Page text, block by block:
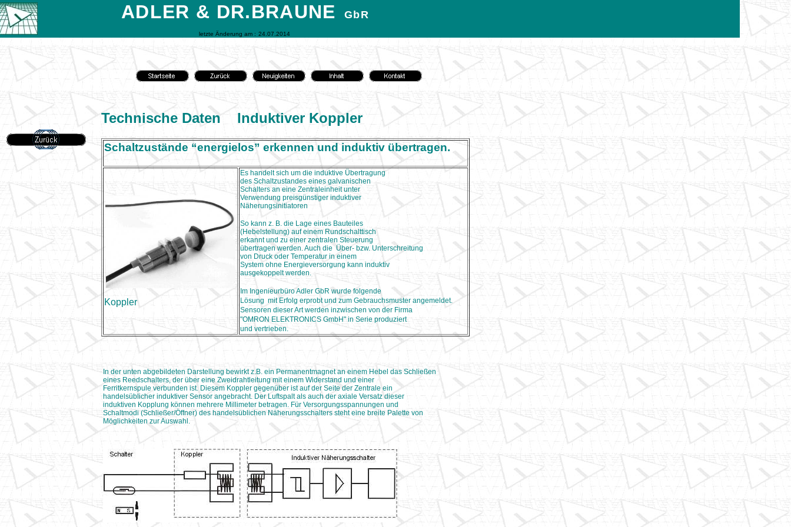
ADLER & DR.BRAUNE GbR
letzte Änderung am : 24.07.2014
Technische Daten Induktiver Koppler
Schaltzustände “energielos” erkennen und induktiv übertragen.
Koppler
Es handelt sich um die induktive Übertragung
des Schaltzustandes eines galvanischen
Schalters an eine Zentraleinheit unter
Verwendung preisgünstiger induktiver
Näherungsinitiatoren
So kann z. B. die Lage eines Bauteiles
(Hebelstellung) auf einem Rundschalttisch
erkannt und zu einer zentralen Steuerung
übertragen werden. Auch die Über- bzw. Unterschreitung
von Druck oder Temperatur in einem
System ohne Energieversorgung kann induktiv
ausgekoppelt werden.
Im Ingenieurbüro Adler GbR wurde folgende
Lösung mit Erfolg erprobt und zum Gebrauchsmuster angemeldet.
Sensoren dieser Art werden inzwischen von der Firma
"OMRON ELEKTRONICS GmbH" in Serie produziert
und vertrieben.
In der unten abgebildeten Darstellung bewirkt z.B. ein Permanentmagnet an einem Hebel das Schließen
eines Reedschalters, der über eine Zweidrahtleitung mit einem Widerstand und einer
Ferritkernspule verbunden ist. Diesem Koppler gegenüber ist auf der Seite der Zentrale ein
handelsüblicher induktiver Sensor angebracht. Der Luftspalt als auch der axiale Versatz dieser
induktiven Kopplung können mehrere Millimeter betragen. Für Versorgungsspannungen und
Schaltmodi (Schließer/Öffner) des handelsüblichen Näherungsschalters steht eine breite Palette von
Möglichkeiten zur Auswahl.